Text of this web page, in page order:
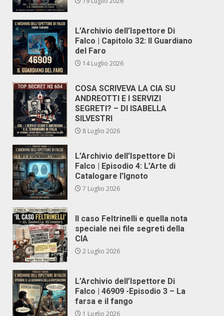
L’Archivio dell’Ispettore Di
Falco | Capitolo 32: Il Guardiano
del Faro
14 Luglio 2026
COSA SCRIVEVA LA CIA SU
ANDREOTTI E I SERVIZI
SEGRETI? – DI ISABELLA
SILVESTRI
8 Luglio 2026
L’Archivio dell’Ispettore Di
Falco | Episodio 4: L’Arte di
Catalogare l’Ignoto
7 Luglio 2026
Il caso Feltrinelli e quella nota
speciale nei file segreti della
CIA
2 Luglio 2026
L’Archivio dell’Ispettore Di
Falco | 46909 -Episodio 3 – La
farsa e il fango
1 Luglio 2026